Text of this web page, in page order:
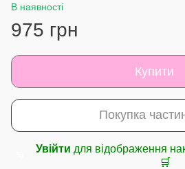
В наявності
975 грн
Купити
Покупка
Увійти для відображення
🛒